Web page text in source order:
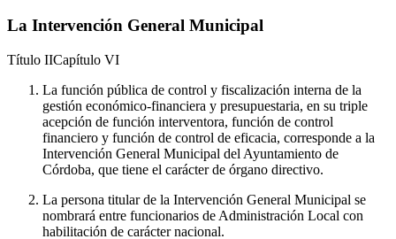
La Intervención General Municipal
Título IICapítulo VI
La función pública de control y fiscalización interna de la
gestión económico-financiera y presupuestaria, en su triple
acepción de función interventora, función de control
financiero y función de control de eficacia, corresponde a la
Intervención General Municipal del Ayuntamiento de
Córdoba, que tiene el carácter de órgano directivo.
La persona titular de la Intervención General Municipal se
nombrará entre funcionarios de Administración Local con
habilitación de carácter nacional.